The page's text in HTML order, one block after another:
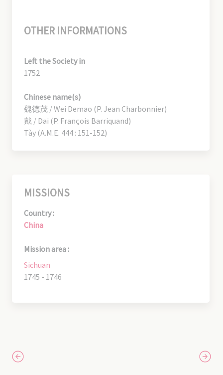
OTHER INFORMATIONS
Left the Society in
1752
Chinese name(s)
魏德茂 / Wei Demao (P. Jean Charbonnier)
戴 / Dai (P. François Barriquand)
Tày (A.M.E. 444 : 151-152)
MISSIONS
Country :
China
Mission area :
Sichuan
1745 - 1746